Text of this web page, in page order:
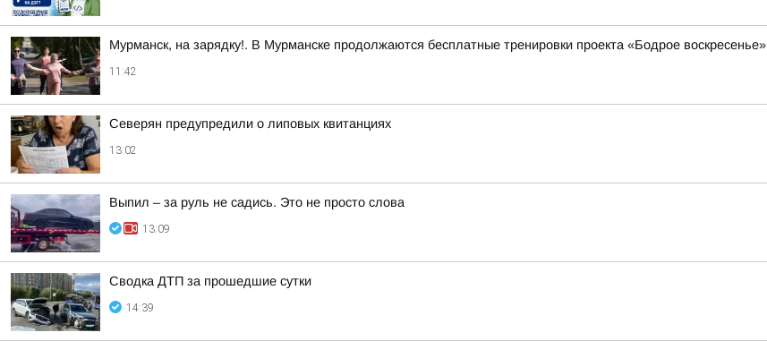
Мурманск, на зарядку!. В Мурманске продолжаются бесплатные тренировки проекта «Бодрое воскресенье»
11:42
Северян предупредили о липовых квитанциях
13:02
Выпил – за руль не садись. Это не просто слова
13:09
Сводка ДТП за прошедшие сутки
14:39